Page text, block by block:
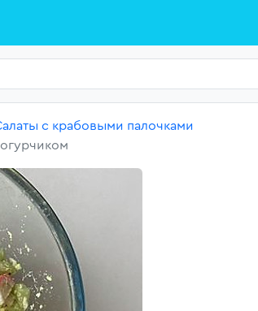
с крабовыми палочками